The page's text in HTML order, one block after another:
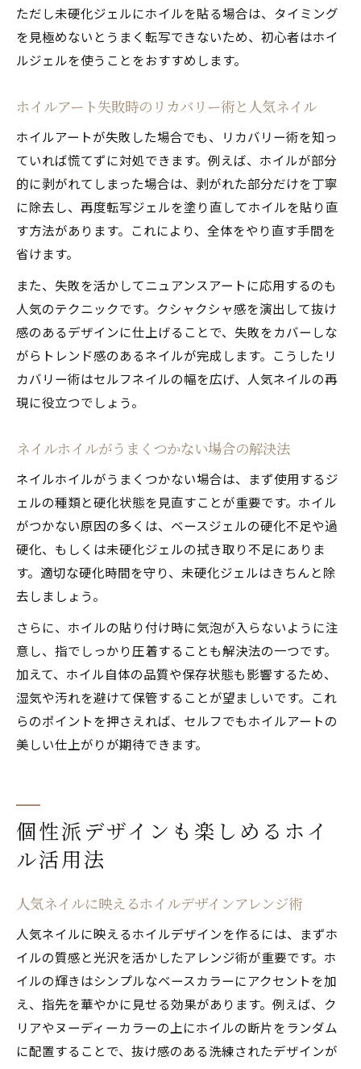
ただし未硬化ジェルにホイルを貼る場合は、タイミング
を見極めないとうまく転写できないため、初心者はホイ
ルジェルを使うことをおすすめします。
ホイルアート失敗時のリカバリー術と人気ネイル
ホイルアートが失敗した場合でも、リカバリー術を知っ
ていれば慌てずに対処できます。例えば、ホイルが部分
的に剥がれてしまった場合は、剥がれた部分だけを丁寧
に除去し、再度転写ジェルを塗り直してホイルを貼り直
す方法があります。これにより、全体をやり直す手間を
省けます。
また、失敗を活かしてニュアンスアートに応用するのも
人気のテクニックです。クシャクシャ感を演出して抜け
感のあるデザインに仕上げることで、失敗をカバーしな
がらトレンド感のあるネイルが完成します。こうしたリ
カバリー術はセルフネイルの幅を広げ、人気ネイルの再
現に役立つでしょう。
ネイルホイルがうまくつかない場合の解決法
ネイルホイルがうまくつかない場合は、まず使用するジ
ェルの種類と硬化状態を見直すことが重要です。ホイル
がつかない原因の多くは、ベースジェルの硬化不足や過
硬化、もしくは未硬化ジェルの拭き取り不足にありま
す。適切な硬化時間を守り、未硬化ジェルはきちんと除
去しましょう。
さらに、ホイルの貼り付け時に気泡が入らないように注
意し、指でしっかり圧着することも解決法の一つです。
加えて、ホイル自体の品質や保存状態も影響するため、
湿気や汚れを避けて保管することが望ましいです。これ
らのポイントを押さえれば、セルフでもホイルアートの
美しい仕上がりが期待できます。
個性派デザインも楽しめるホイ
ル活用法
人気ネイルに映えるホイルデザインアレンジ術
人気ネイルに映えるホイルデザインを作るには、まずホ
イルの質感と光沢を活かしたアレンジ術が重要です。ホ
イルの輝きはシンプルなベースカラーにアクセントを加
え、指先を華やかに見せる効果があります。例えば、ク
リアやヌーディーカラーの上にホイルの断片をランダム
に配置することで、抜け感のある洗練されたデザインが